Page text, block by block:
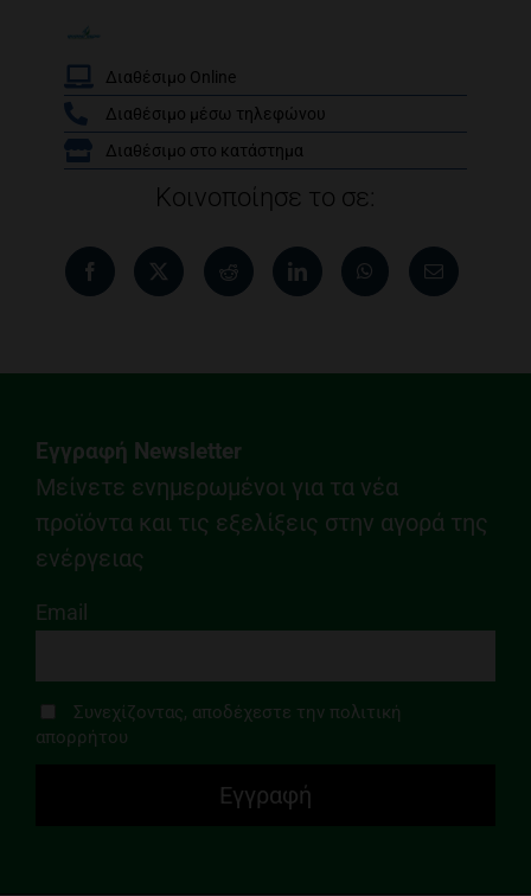
/
Διαθέσιμο Online
Διαθέσιμο μέσω τηλεφώνου
Διαθέσιμο στο κατάστημα
Κοινοποίησε το σε:
Εγγραφή Newsletter
Μείνετε ενημερωμένοι για τα νέα
προϊόντα και τις εξελίξεις στην αγορά της
ενέργειας
Email
Συνεχίζοντας, αποδέχεστε την πολιτική
απορρήτου